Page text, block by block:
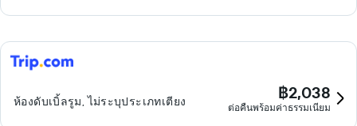
ห้องดับเบิ้ลรูม, ไม่ระบุประเภทเตียง ฿2,038
ต่อคืนพร้อมค่าธรรมเนียม